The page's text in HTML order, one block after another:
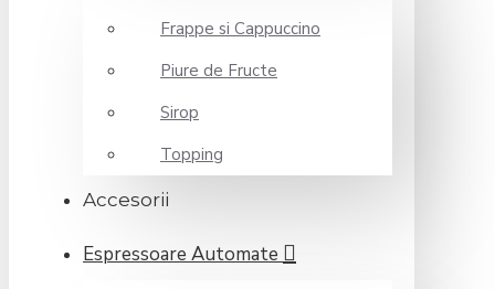
Frappe si Cappuccino
Piure de Fructe
Sirop
Topping
Accesorii
Espressoare Automate